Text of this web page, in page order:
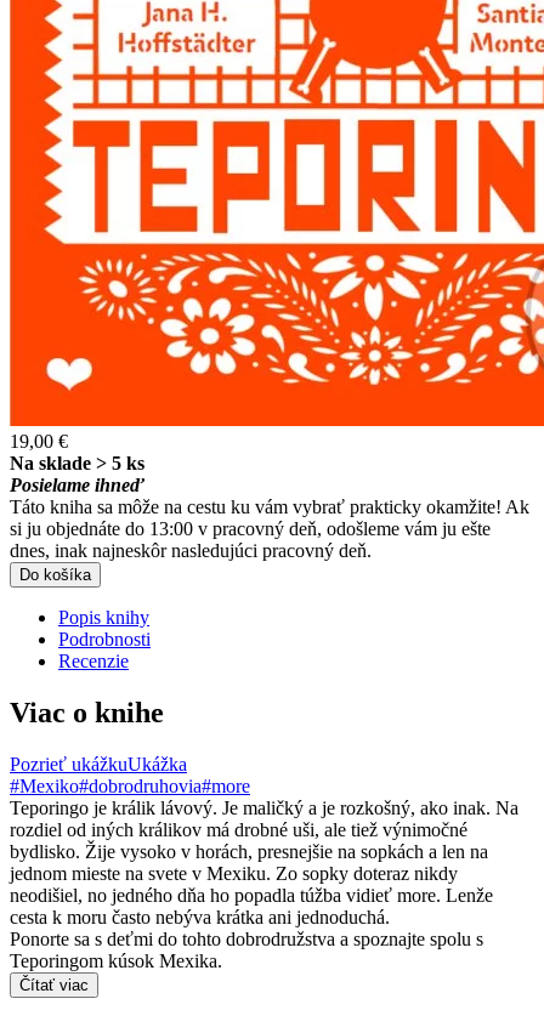
19,00 €
Na sklade > 5 ks
Posielame ihneď
Táto kniha sa môže na cestu ku vám vybrať prakticky okamžite! Ak
si ju objednáte do 13:00 v pracovný deň, odošleme vám ju ešte
dnes, inak najneskôr nasledujúci pracovný deň.
Do košíka
Popis knihy
Podrobnosti
Recenzie
Viac o knihe
Pozrieť ukážkuUkážka
#Mexiko#dobrodruhovia#more
Teporingo je králik lávový. Je maličký a je rozkošný, ako inak. Na
rozdiel od iných králikov má drobné uši, ale tiež výnimočné
bydlisko. Žije vysoko v horách, presnejšie na sopkách a len na
jednom mieste na svete v Mexiku. Zo sopky doteraz nikdy
neodišiel, no jedného dňa ho popadla túžba vidieť more. Lenže
cesta k moru často nebýva krátka ani jednoduchá.
Ponorte sa s deťmi do tohto dobrodružstva a spoznajte spolu s
Teporingom kúsok Mexika.
Čítať viac